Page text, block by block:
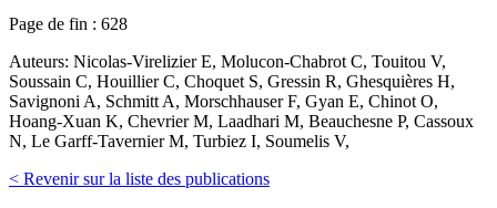
Page de fin : 628
Auteurs: Nicolas-Virelizier E, Molucon-Chabrot C, Touitou V,
Soussain C, Houillier C, Choquet S, Gressin R, Ghesquières H,
Savignoni A, Schmitt A, Morschhauser F, Gyan E, Chinot O,
Hoang-Xuan K, Chevrier M, Laadhari M, Beauchesne P, Cassoux
N, Le Garff-Tavernier M, Turbiez I, Soumelis V,
< Revenir sur la liste des publications